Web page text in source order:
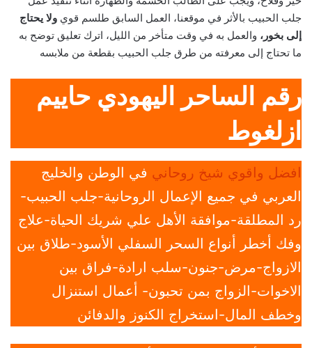
جلب الحبيب بالأثر في موقعنا، العمل السابق طلسم قوي ولا يحتاج
إلى بخور، والعمل به في وقت متأخر من الليل، اترك تعليق توضح به
ما تحتاج إلى معرفته من طرق جلب الحبيب بقطعة من ملابسه
رقم الساحر اليهودي حاييم
ازلغوط
افضل واقوي شيخ روحاني في الوطن والخليج
العربي في جميع الإعمال الروحانية-جلب الحبيب-
رد المطلقة-موافقة الأهل علي شريك الحياة-علاج
وفك أخطر أنواع السحر السفلي الأسود-طلاق بين
الازواج-مرض-جنون-سلب ارادة-فراق بين
الاخوات-الزواج بمن تحبون- أعمال استنزال
وخطف المال-استخراج الكنوز والدفائن